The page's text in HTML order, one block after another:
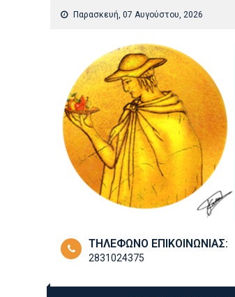
Παρασκευή, 07 Αυγούστου, 2026
ΤΗΛΈΦΩΝΟ ΕΠΙΚΟΙΝΩΝΊΑΣ:
2831024375